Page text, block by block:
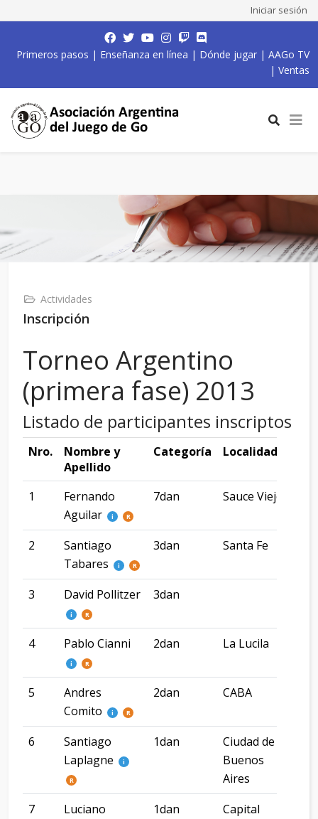
Iniciar sesión
Primeros pasos | Enseñanza en línea | Dónde jugar | AAGo TV
| Ventas
Actividades
Inscripción
Torneo Argentino
(primera fase) 2013
Listado de participantes inscriptos
Nro.
Nombre y
Apellido
Categoría Localidad
1
Fernando
Aguilar
i R
7dan Sauce Viejo
2
Santiago
Tabares
i R
3dan Santa Fe
3 David Pollitzer
i R
3dan
4 Pablo Cianni
i R
2dan La Lucila
5
Andres
Comito
i R
2dan CABA
6
Santiago
Laplagne
i
R
1dan
Ciudad de
Buenos
Aires
7
Luciano
1dan
Capital